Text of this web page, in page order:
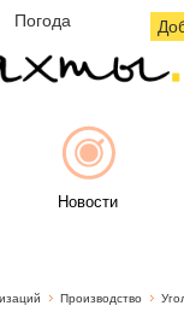
Погода
Новости
Производство